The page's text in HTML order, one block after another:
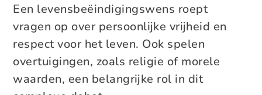
Een levensbeëindigingswens roept
vragen op over persoonlijke vrijheid en
respect voor het leven. Ook spelen
overtuigingen, zoals religie of morele
waarden, een belangrijke rol in dit